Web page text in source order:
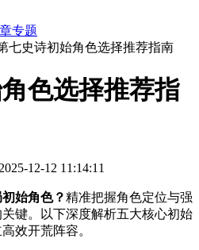
专题
七史诗初始角色选择推荐指南
色选择推荐指
12-12 11:14:11
始角色？精准把握角色定位与强
键。以下深度解析五大核心初始
效开荒阵容。